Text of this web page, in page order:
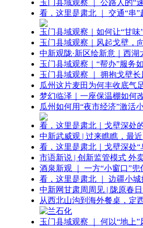
玉门县域观察 ｜ 公路人的“
看，这里是肃北 ｜ 交通“串
玉门县域观察｜如何让“甘味
玉门县域观察｜风起戈壁，
中新观陇·新区绘新意｜西
玉门县域观察｜“帮办”服务
玉门县域观察 ｜ 拥抱戈壁
瓜州这片麦田为何丰收底气
梦幻临泽｜一座保温棚如何
瓜州如何用“夜市经济”激活
看，这里是肃北｜戈壁深处
中新武威观 | 过来瞧瞧，最
看，这里是肃北｜戈壁深处“
市语新说 | 创新监管模式 外
酒泉新观 ｜ 一方“小窗口”兜
看，这里是肃北 ｜ 边疆小城
中新网甘肃周周见 | 陇原春
从西北山沟到海外餐桌，定
玉门县域观察 ｜ 何以“地上